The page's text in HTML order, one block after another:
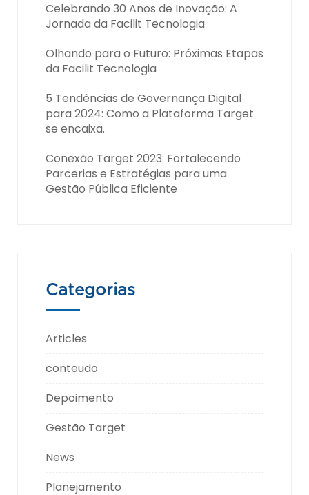
Celebrando 30 Anos de Inovação: A
Jornada da Facilit Tecnologia
Olhando para o Futuro: Próximas Etapas
da Facilit Tecnologia
5 Tendências de Governança Digital
para 2024: Como a Plataforma Target
se encaixa.
Conexão Target 2023: Fortalecendo
Parcerias e Estratégias para uma
Gestão Pública Eficiente
Categorias
Articles
conteudo
Depoimento
Gestão Target
News
Planejamento